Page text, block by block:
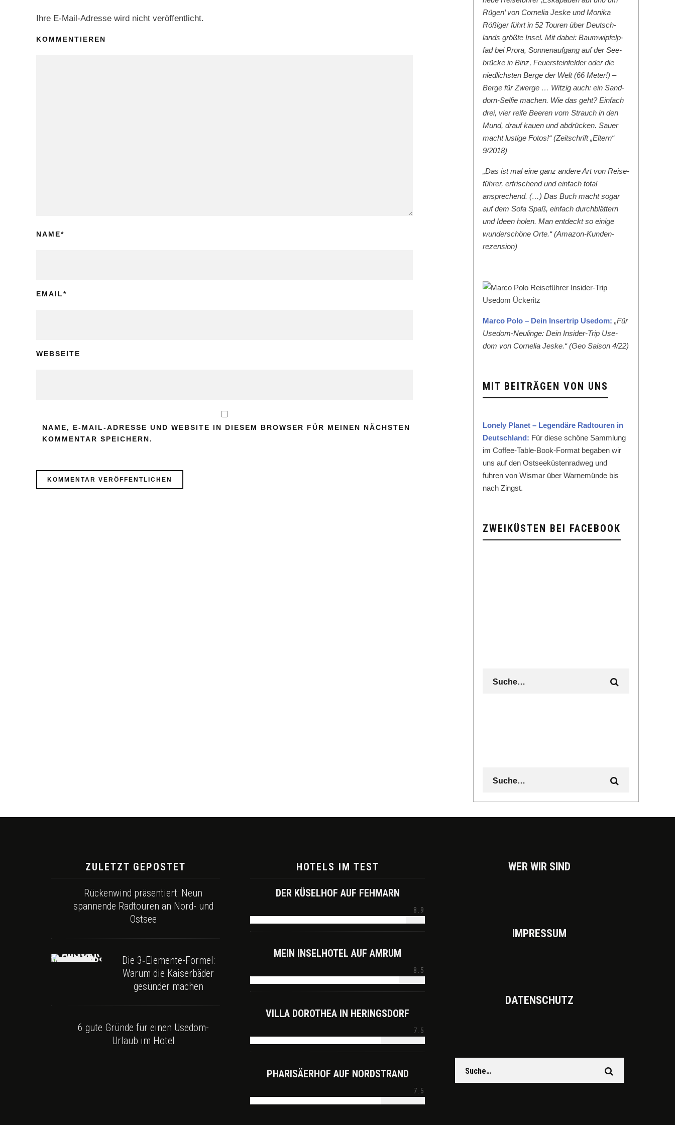
Ihre E-Mail-Adresse wird nicht veröffentlicht.
KOMMENTIEREN
NAME*
EMAIL*
WEBSEITE
NAME, E-MAIL-ADRESSE UND WEBSITE IN DIESEM BROWSER FÜR MEINEN NÄCHSTEN
KOMMENTAR SPEICHERN.
Rügen’ von Cor­nelia Jeske und Moni­ka
Rößiger führt in 52 Touren über Deutsch­
lands größte Insel. Mit dabei: Baumwipfelp­
fad bei Pro­ra, Son­nenauf­gang auf der See­
brücke in Binz, Feuer­ste­in­felder oder die
niedlich­sten Berge der Welt (66 Meter!) –
Berge für Zwerge … Witzig auch: ein Sand­
dorn-Self­ie machen. Wie das geht? Ein­fach
drei, vier reife Beeren vom Strauch in den
Mund, drauf kauen und abdrück­en. Sauer
macht lustige Fotos!“ (Zeitschrift „Eltern“
9/2018)
„Das ist mal eine ganz andere Art von Reise­
führer, erfrischend und ein­fach total
ansprechend. (…) Das Buch macht sog­ar
auf dem Sofa Spaß, ein­fach durch­blät­tern
und Ideen holen. Man ent­deckt so einige
wun­der­schöne Orte.“ (Ama­zon-Kun­den­
rezen­sion)
Mar­co Polo – Dein Inser­trip Use­dom: „Für
Use­dom-Neulinge: Dein Insid­er-Trip Use­
dom von Cor­nelia Jeske.“ (Geo Sai­son 4/22)
MIT BEITRÄGEN VON UNS
Lone­ly Plan­et – Leg­endäre Rad­touren in
Deutsch­land: Für diese schöne Samm­lung
im Cof­fee-Table-Book-For­mat begaben wir
uns auf den Ost­seeküsten­rad­weg und
fuhren von Wis­mar über Warnemünde bis
nach Zingst.
ZWEIKÜSTEN BEI FACEBOOK
ZULETZT GEPOSTET
Rückenwind präsentiert: Neun
spannende Radtouren an Nord- und
Ostsee
Die 3‑Elemente-Formel:
Warum die Kaiserbäder
gesünder machen
6 gute Gründe für einen Usedom-
Urlaub im Hotel
HOTELS IM TEST
DER KÜSELHOF AUF FEHMARN
8.9
MEIN INSELHOTEL AUF AMRUM
8.5
VILLA DOROTHEA IN HERINGSDORF
7.5
PHARISÄERHOF AUF NORDSTRAND
7.5
WER WIR SIND
IMPRES­SUM
DATEN­SCHUTZ